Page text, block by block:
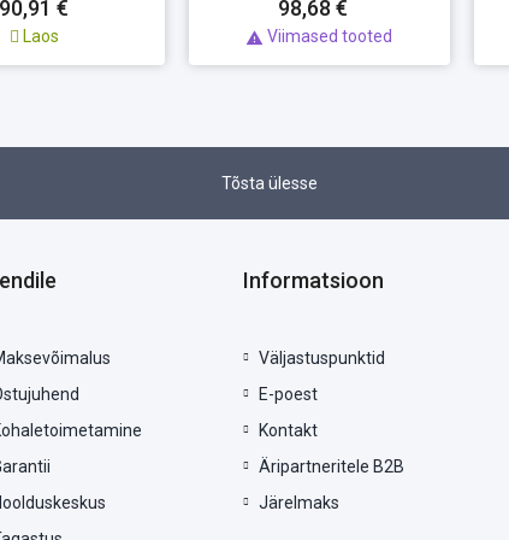
€
Laos
98,68 €
 Viimased tooted
Tõsta ülesse
Informatsioon
Väljastuspunktid
E-poest
Kontakt
Äripartneritele B2B
Järelmaks